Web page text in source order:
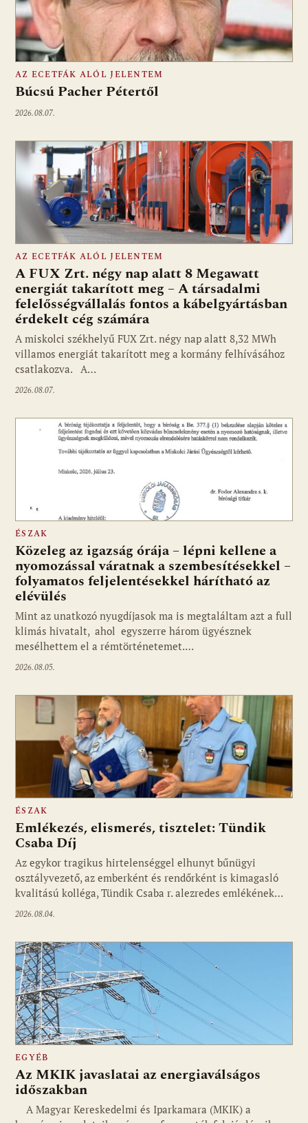
AZ ECETFÁK ALÓL JELENTEM
Búcsú Pacher Pétertől
2026.08.07.
AZ ECETFÁK ALÓL JELENTEM
A FUX Zrt. négy nap alatt 8 Megawatt
energiát takarított meg – A társadalmi
felelősségvállalás fontos a kábelgyártásban
érdekelt cég számára
A miskolci székhelyű FUX Zrt. négy nap alatt 8,32 MWh
villamos energiát takarított meg a kormány felhívásához
csatlakozva. A…
2026.08.07.
ÉSZAK
Közeleg az igazság órája – lépni kellene a
nyomozással váratnak a szembesítésekkel –
folyamatos feljelentésekkel hárítható az
elévülés
Mint az unatkozó nyugdíjasok ma is megtaláltam azt a full
klimás hivatalt, ahol egyszerre három ügyésznek
mesélhettem el a rémtörténetemet.…
2026.08.05.
ÉSZAK
Emlékezés, elismerés, tisztelet: Tündik
Csaba Díj
Az egykor tragikus hirtelenséggel elhunyt bűnügyi
osztályvezető, az emberként és rendőrként is kimagasló
kvalitású kolléga, Tündik Csaba r. alezredes emlékének…
2026.08.04.
EGYÉB
Az MKIK javaslatai az energiaválságos
időszakban
A Magyar Kereskedelmi és Iparkamara (MKIK) a